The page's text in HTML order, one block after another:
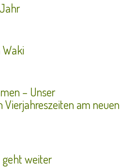
– Unser
am neuen
geht weiter